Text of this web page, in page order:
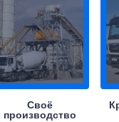
Своё
производство